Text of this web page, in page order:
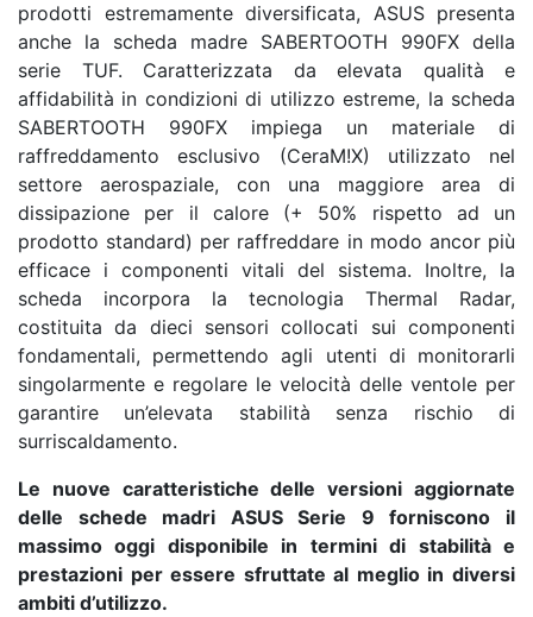
prodotti estremamente diversificata, ASUS presenta
anche la scheda madre SABERTOOTH 990FX della
serie TUF. Caratterizzata da elevata qualità e
affidabilità in condizioni di utilizzo estreme, la scheda
SABERTOOTH 990FX impiega un materiale di
raffreddamento esclusivo (CeraM!X) utilizzato nel
settore aerospaziale, con una maggiore area di
dissipazione per il calore (+ 50% rispetto ad un
prodotto standard) per raffreddare in modo ancor più
efficace i componenti vitali del sistema. Inoltre, la
scheda incorpora la tecnologia Thermal Radar,
costituita da dieci sensori collocati sui componenti
fondamentali, permettendo agli utenti di monitorarli
singolarmente e regolare le velocità delle ventole per
garantire un’elevata stabilità senza rischio di
surriscaldamento.
Le nuove caratteristiche delle versioni aggiornate
delle schede madri ASUS Serie 9 forniscono il
massimo oggi disponibile in termini di stabilità e
prestazioni per essere sfruttate al meglio in diversi
ambiti d’utilizzo.